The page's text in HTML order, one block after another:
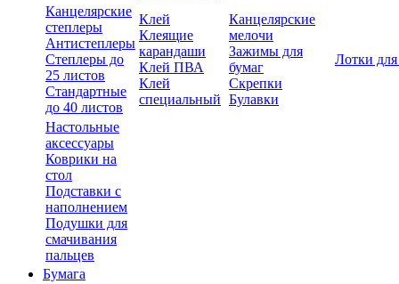
Канцелярские
степлеры
Антистеплеры
Степлеры до
25 листов
Стандартные
до 40 листов
Клей
Клеящие
карандаши
Клей ПВА
Клей
специальный
Канцелярские
мелочи
Зажимы для
бумаг
Скрепки
Булавки
Лотки
Настольные
аксессуары
Коврики на
стол
Подставки с
наполнением
Подушки для
смачивания
пальцев
Бумага